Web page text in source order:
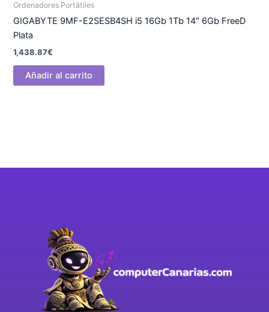
Ordenadores Portátiles
GIGABYTE 9MF-E2SESB4SH i5 16Gb 1Tb 14″ 6Gb FreeD
Plata
1,438.87€
Añadir al carrito